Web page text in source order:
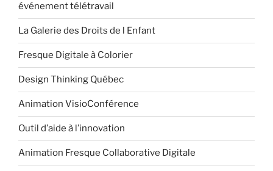
événement télétravail
La Galerie des Droits de l Enfant
Fresque Digitale à Colorier
Design Thinking Québec
Animation VisioConférence
Outil d’aide à l’innovation
Animation Fresque Collaborative Digitale